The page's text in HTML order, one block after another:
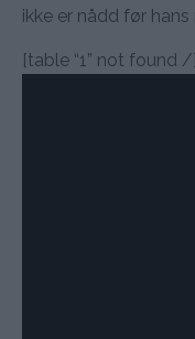
ikke er nådd før
[table “1” not found /]